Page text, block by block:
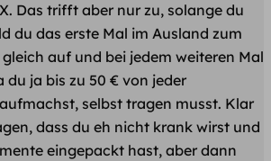
Das trifft aber nur zu, solange du
du das erste Mal im Ausland zum
auf und bei jedem weiteren Mal
du ja bis zu 50 € von jeder
selbst tragen musst. Klar
dass du eh nicht krank wirst und
eingepackt hast, aber dann